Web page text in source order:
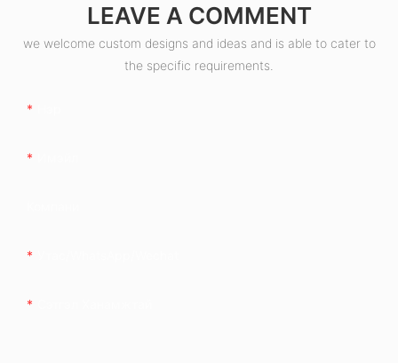
LEAVE A COMMENT
we welcome custom designs and ideas and is able to cater to
the specific requirements.